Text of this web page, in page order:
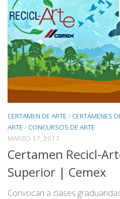
CERTAMEN DE ARTE /CERTÁMENES
ARTE /CONCURSOS DE ARTE
MARZO 17, 2017
Certamen Recicl-
Superior | Cemex
Convocan a clases